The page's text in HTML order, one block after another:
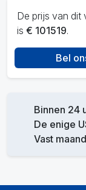
De prijs van dit
is € 101519.
Bel
Binnen 24
De enige
Vast